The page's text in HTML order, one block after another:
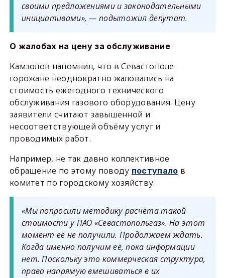
своими предложениями и законодательными
инициативами», — подытожил депутат.
О жалобах на цену за обслуживание
Камзолов напомнил, что в Севастополе
горожане неоднократно жаловались на
стоимость ежегодного технического
обслуживания газового оборудования. Цену
заявители считают завышенной и
несоответствующей объёму услуг и
проводимых работ.
Например, не так давно коллективное
обращение по этому поводу поступало в
комитет по городскому хозяйству.
«Мы попросили методику расчёта такой
стоимости у ПАО «Севастопольгаз». На этот
момент её не получили. Продолжаем ждать.
Когда именно получим её, пока информации
нет. Поскольку это коммерческая структура,
права напрямую вмешиваться в их